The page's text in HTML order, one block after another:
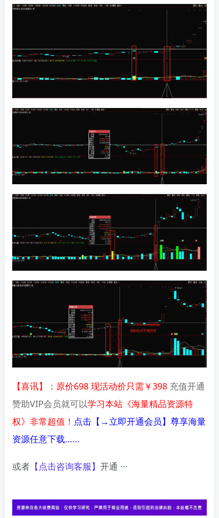
【喜讯】：原价698 现活动价只需￥398 充值开通
赞助VIP会员就可以学习本站《海量精品资源特
权》非常超值！ 点击【→立即开通会员】尊享海量
资源任意下载......
或者 【点击咨询客服】 开通 ···